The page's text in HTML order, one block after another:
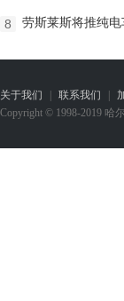
8 劳斯莱斯将推纯
关于我们 | 联系我们 |
Copyright © 1998-2019 哈